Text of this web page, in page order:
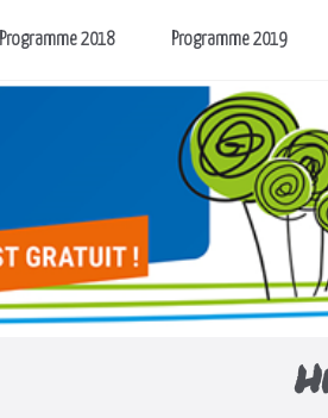
Programme 2018 Programme 2019